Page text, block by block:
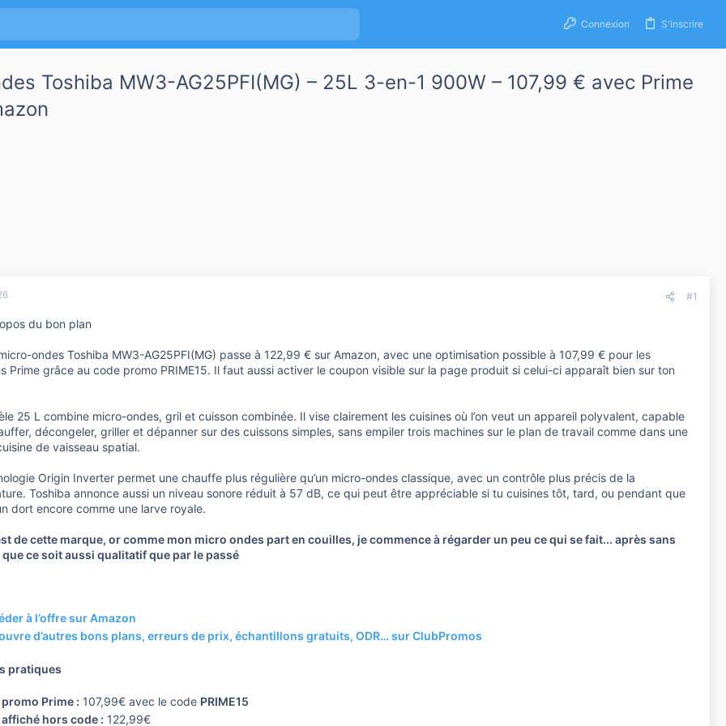
Connexion S'inscrire
Toshiba MW3-AG25PFI(MG) – 25L 3-en-1 900W – 107,99 € avec Prime
#1
du bon plan
ondes Toshiba MW3-AG25PFI(MG) passe à 122,99 € sur Amazon, avec une optimisation possible à 107,99 € pour les
Prime grâce au code promo PRIME15. Il faut aussi activer le coupon visible sur la page produit si celui-ci apparaît bien sur ton
25 L combine micro-ondes, gril et cuisson combinée. Il vise clairement les cuisines où l’on veut un appareil polyvalent, capable
décongeler, griller et dépanner sur des cuissons simples, sans empiler trois machines sur le plan de travail comme dans une
de vaisseau spatial.
Origin Inverter permet une chauffe plus régulière qu’un micro-ondes classique, avec un contrôle plus précis de la
Toshiba annonce aussi un niveau sonore réduit à 57 dB, ce qui peut être appréciable si tu cuisines tôt, tard, ou pendant que
dort encore comme une larve royale.
de cette marque, or comme mon micro ondes part en couilles, je commence à régarder un peu ce qui se fait... après sans
ce soit aussi qualitatif que par le passé
à l’offre sur Amazon
d’autres bons plans, erreurs de prix, échantillons gratuits, ODR… sur ClubPromos
pratiques
Prime : 107,99€ avec le code PRIME15
affiché hors code : 122,99€